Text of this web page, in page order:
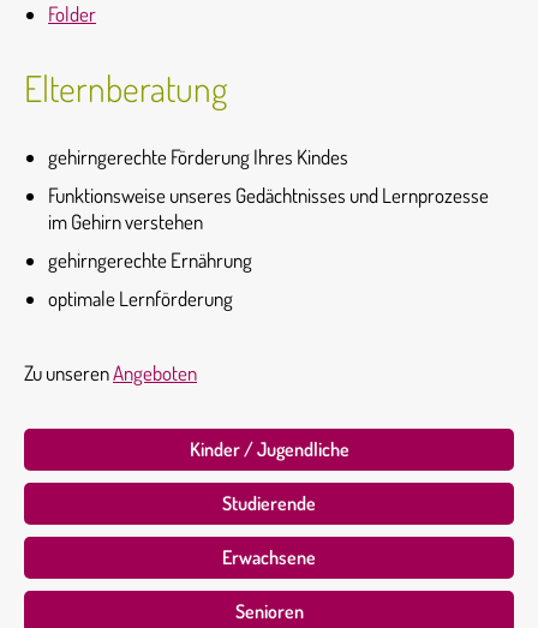
Folder
Elternberatung
gehirngerechte Förderung Ihres Kindes
Funktionsweise unseres Gedächtnisses und Lernprozesse
im Gehirn verstehen
gehirngerechte Ernährung
optimale Lernförderung
Zu unserenAngeboten
Kinder / Jugendliche
Studierende
Erwachsene
Senioren